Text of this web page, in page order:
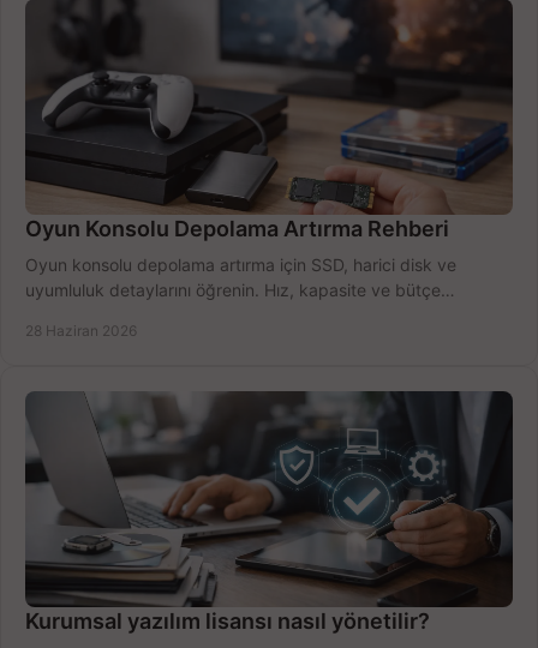
Oyun Konsolu Depolama Artırma Rehberi
Oyun konsolu depolama artırma için SSD, harici disk ve
uyumluluk detaylarını öğrenin. Hız, kapasite ve bütçe
28 Haziran 2026
Kurumsal yazılım lisansı nasıl yönetilir?